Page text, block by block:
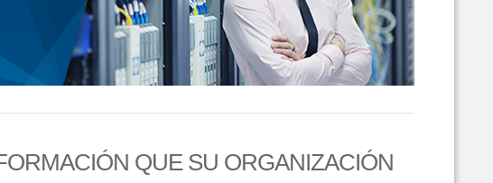
QUE SU ORGANIZACIÓN